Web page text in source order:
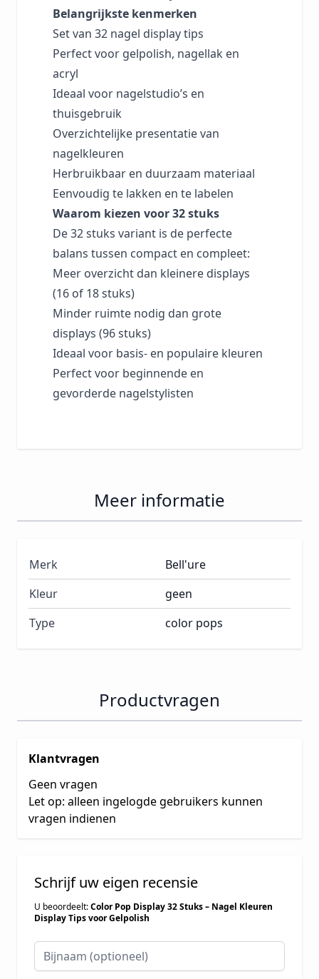
Belangrijkste kenmerken
Set van 32 nagel display tips
Perfect voor gelpolish, nagellak en
acryl
Ideaal voor nagelstudio’s en
thuisgebruik
Overzichtelijke presentatie van
nagelkleuren
Herbruikbaar en duurzaam materiaal
Eenvoudig te lakken en te labelen
Waarom kiezen voor 32 stuks
De 32 stuks variant is de perfecte
balans tussen compact en compleet:
Meer overzicht dan kleinere displays
(16 of 18 stuks)
Minder ruimte nodig dan grote
displays (96 stuks)
Ideaal voor basis- en populaire kleuren
Perfect voor beginnende en
gevorderde nagelstylisten
Meer informatie
Merk
Bell'ure
Kleur
geen
Type
color pops
Productvragen
Klantvragen
Geen vragen
Let op: alleen ingelogde gebruikers kunnen
vragen indienen
Schrijf uw eigen recensie
U beoordeelt:Color Pop Display 32 Stuks – Nagel Kleuren
Display Tips voor Gelpolish
Bijnaam